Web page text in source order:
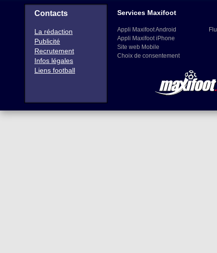
Contacts
La rédaction
Publicité
Recrutement
Infos légales
Liens football
Services Maxifoot
Appli Maxifoot Android
Appli Maxifoot iPhone
Site web Mobile
Choix de consentement